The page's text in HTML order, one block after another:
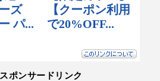
スポンサードリンク